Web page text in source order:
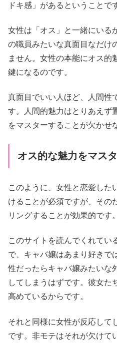
ドキ感」があるということで
女性は「オス」と一緒にいる
の職員みたいな真面目なだけ
ません。女性の本能にオス的
鍵になるのです。
真面目でいい人ほど、人間性
す。人間的魅力はとりあえず
をマスターすることが欠かせ
オス的な魅力をマス
このように、女性と恋愛した
けることが必須ですが、その
リングすることが効果的です。
このサイトを読んでくれてい
で、キャバ嬢はあまり好きで
性だったらキャバ嬢みたいな
してしまうはずです。彼女た
高めているからです。
それと同様に女性が反応して
です。非モテはそれが欠けて